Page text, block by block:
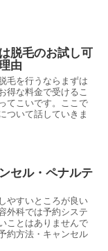
脱毛のお試し可
由
毛を行うならまずは
得な料金で受けるこ
てこいです。ここで
ついて話していきま
セル・ペナルテ
やすいところが良い
外科では予約システ
ことはありませんで
約方法・キャンセル